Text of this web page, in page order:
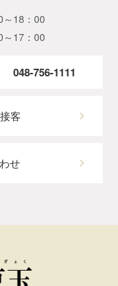
～18：00
～17：00
048-756-1111
客
せ